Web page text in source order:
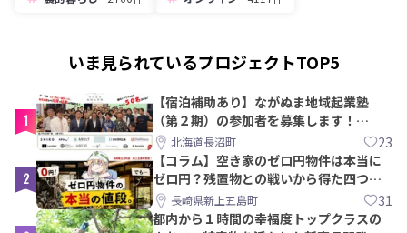
いま見られているプロジェクトTOP5
1
【宿泊補助あり】ながぬま地域起業塾
（第２期）の参加者を募集します！
【8/21〆】
北海道長沼町 23
2
【コラム】空き家のゼロ円物件は本当に
ゼロ円？残置物との戦いから得た四つの
教訓｜新上五島町
長崎県新上五島町 31
都内から１時間の幸福度トップクラスの